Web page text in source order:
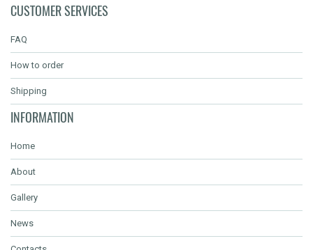
CUSTOMER SERVICES
FAQ
How to order
Shipping
INFORMATION
Home
About
Gallery
News